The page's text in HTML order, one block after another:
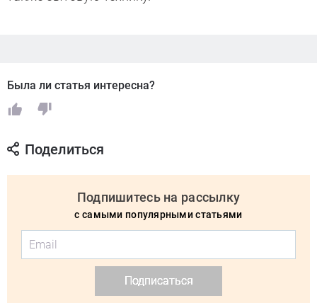
Была ли статья интересна?
Поделиться
Подпишитесь на рассылку
с самыми популярными статьями
Подписаться